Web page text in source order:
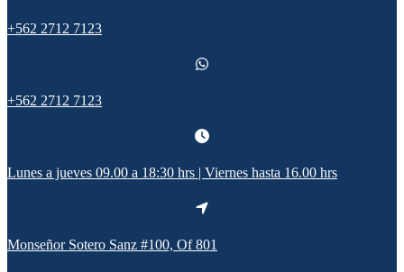
+562 2712 7123
+562 2712 7123
Lunes a jueves 09.00 a 18:30 hrs | Viernes hasta 16.00 hrs
Monseñor Sotero Sanz #100, Of 801